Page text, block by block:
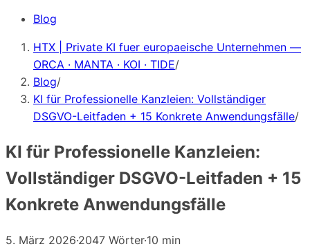
Blog
HTX | Private KI fuer europaeische Unternehmen —
ORCA · MANTA · KOI · TIDE/
Blog/
KI für Professionelle Kanzleien: Vollständiger
DSGVO-Leitfaden + 15 Konkrete Anwendungsfälle/
KI für Professionelle Kanzleien:
Vollständiger DSGVO-Leitfaden + 15
Konkrete Anwendungsfälle
5. März 2026·2047 Wörter·10 min